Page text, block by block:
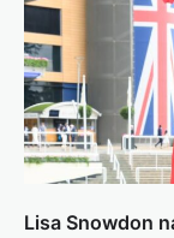
Lisa Snowdon